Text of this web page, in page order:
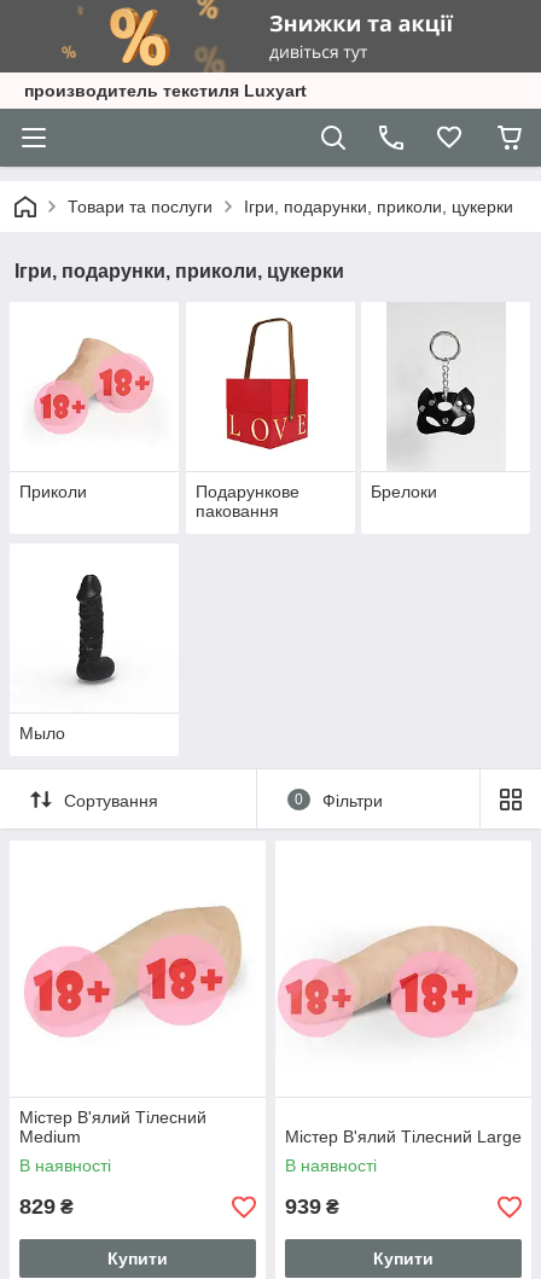
производитель текстиля Luxyart
Товари та послуги Ігри, подарунки, приколи, цукерки
Ігри, подарунки, приколи, цукерки
Приколи
Подарункове
паковання
Брелоки
Мыло
Сортування 0 Фільтри
Містер В'ялий Тілесний
Medium
В наявності
829 ₴
Купити
Містер В'ялий Тілесний Large
В наявності
939 ₴
Купити